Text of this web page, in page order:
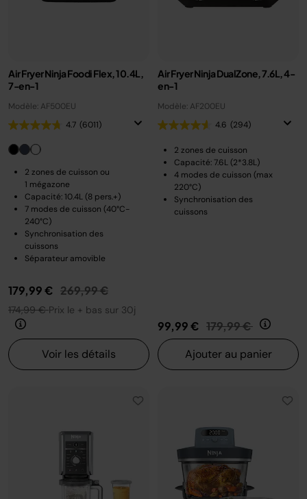
Air Fryer Ninja Foodi Flex, 10.4L,
7-en-1
Modèle: AF500EU
4.7 (6011)
2 zones de cuisson ou
1 mégazone
Capacité: 10.4L (8 pers.+)
7 modes de cuisson (40°C-
240°C)
Synchronisation des
cuissons
Séparateur amovible
179,99 € Prix réduit de
269,99 €au
174,99 €Prix le + bas sur 30j
Voir les détails
Air Fryer Ninja DualZone, 7.6L, 4-
en-1
Modèle: AF200EU
4.6 (294)
2 zones de cuisson
Capacité: 7.6L (2*3.8L)
4 modes de cuisson (max
220°C)
Synchronisation des
cuissons
99,99 € Prix réduit de
179,99 € au
Ajouter au panier